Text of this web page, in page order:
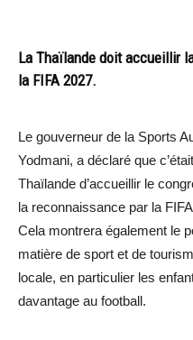
La Thaïlande doit accueillir
la FIFA 2027.
Le gouverneur de la Sports
Yodmani, a déclaré que
Thaïlande d’accueillir le
la reconnaissance par la
Cela montrera également le
matière de sport et de
locale, en particulier les
davantage au football.